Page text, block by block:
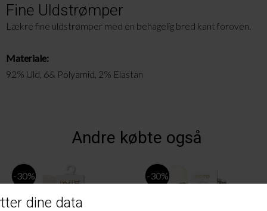
Fine Uldstrømper
Lækre fine uldstrømper med en behagelig bred kant foroven.
Materiale:
92% Uld, 6& Polyamid, 2% Elastan
Andre købte også
-30% -30%